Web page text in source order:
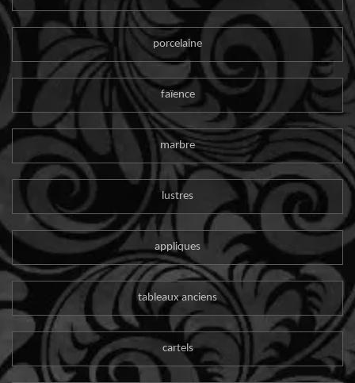
porcelaine
faïence
marbre
lustres
appliques
tableaux anciens
cartels